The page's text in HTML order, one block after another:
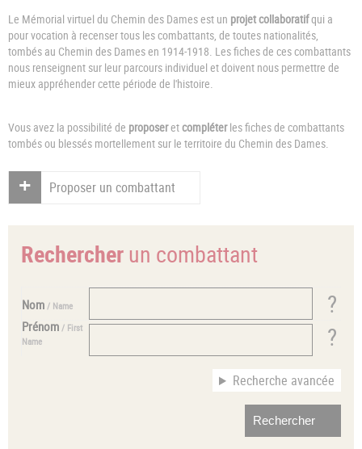
Le Mémorial virtuel du Chemin des Dames est un projet collaboratifqui a
pour vocation à recenser tous les combattants, de toutes nationalités,
tombés au Chemin des Dames en 1914-1918. Les fiches de ces combattants
nous renseignent sur leur parcours individuel et doivent nous permettre de
mieux appréhender cette période de l'histoire.
Vous avez la possibilité de proposeretcompléterles fiches de combattants
tombés ou blessés mortellement sur le territoire du Chemin des Dames.
Proposer un combattant
Rechercherun combattant
Nom / Name
Prénom / First
Name
Recherche avancée